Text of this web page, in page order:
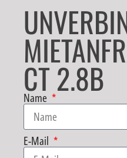
CT 2.8B
Name
E-Mail